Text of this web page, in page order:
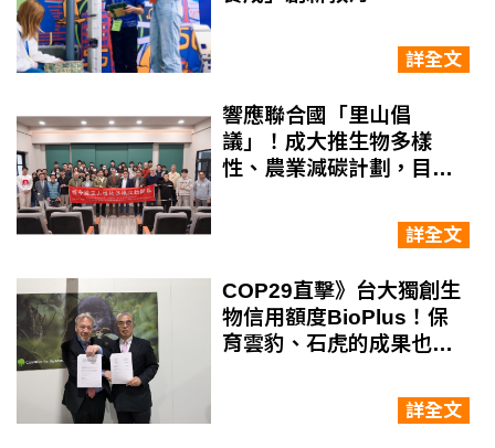
詳全文
響應聯合國「里山倡
議」！成大推生物多樣
性、農業減碳計劃，目標
詳全文
COP29直擊》台大獨創生
物信用額度BioPlus！保
育雲豹、石虎的成果也能
詳全文